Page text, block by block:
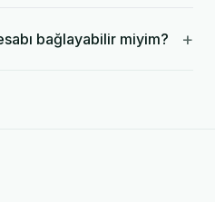
bağlayabilir miyim? +